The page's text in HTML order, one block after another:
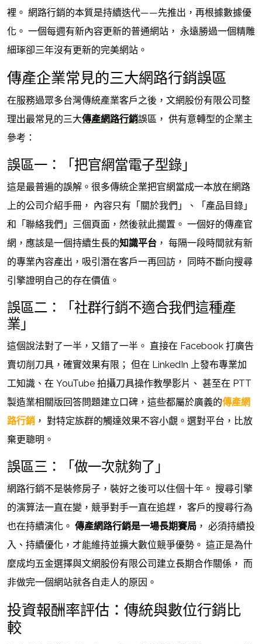
裡。 網路行銷的本質是持續迭代——先推出，再根據數據優
化。 一個每週有新內容更新的普通網站， 永遠勝過一個精雕
細琢卻三年沒有更新的完美網站。
傳產企業常見的三大網路行銷誤區
在服務過眾多台灣傳統產業客戶之後，文網股份有限公司整
理出最常見的三大傳產網路行銷誤區， 供有意轉型的企業主
參考：
誤區一：「把官網當電子型錄」
這是最普遍的誤解。很多傳統企業把官網當成一本放在網路
上的公司介紹手冊， 內容只有「關於我們」、「產品目錄」
和「聯絡我們」三個頁面，然後就此擱置。 一個好的傳產官
網，應該是一個持續生長的知識平台 ， 每隔一段時間就有新
的專業內容產出，吸引潛在客戶一再回訪， 同時不斷向搜尋
引擎證明自己的存在價值。
誤區二：「社群行銷不適合我們這種產
業」
這個說法對了一半，又錯了一半。 直接在 Facebook 打廣告
賣切削刀具，確實效果有限； 但在 LinkedIn 上發布專業加
工知識、在 YouTube 拍攝刀具操作教學影片、 甚至在 PTT
製造業相關版回答問題建立口碑，這些都屬於廣義的傳產網
路行銷 ， 對特定族群的觸達效果不容小覷。選對平台，比放
棄更聰明。
誤區三：「做一次就夠了」
網路行銷不是裝修房子，裝好之後可以住個十年。 搜尋引擎
的演算法一直在變，競爭對手一直在追趕， 客戶的搜尋行為
也在持續演化。 傳產網路行銷是一場長期賽局 ， 必須持續投
入、持續優化，才能維持並擴大數位競爭優勢。 這正是為什
麼成均五金選擇與文網股份有限公司建立長期合作關係， 而
非做完一個網站就各自走人的原因。
投資報酬率評估：傳統與數位行銷比
較